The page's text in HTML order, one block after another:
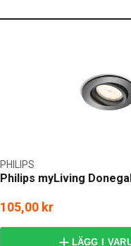
Philips myLiving
PHILIPS
105,00 kr
LÄGG I